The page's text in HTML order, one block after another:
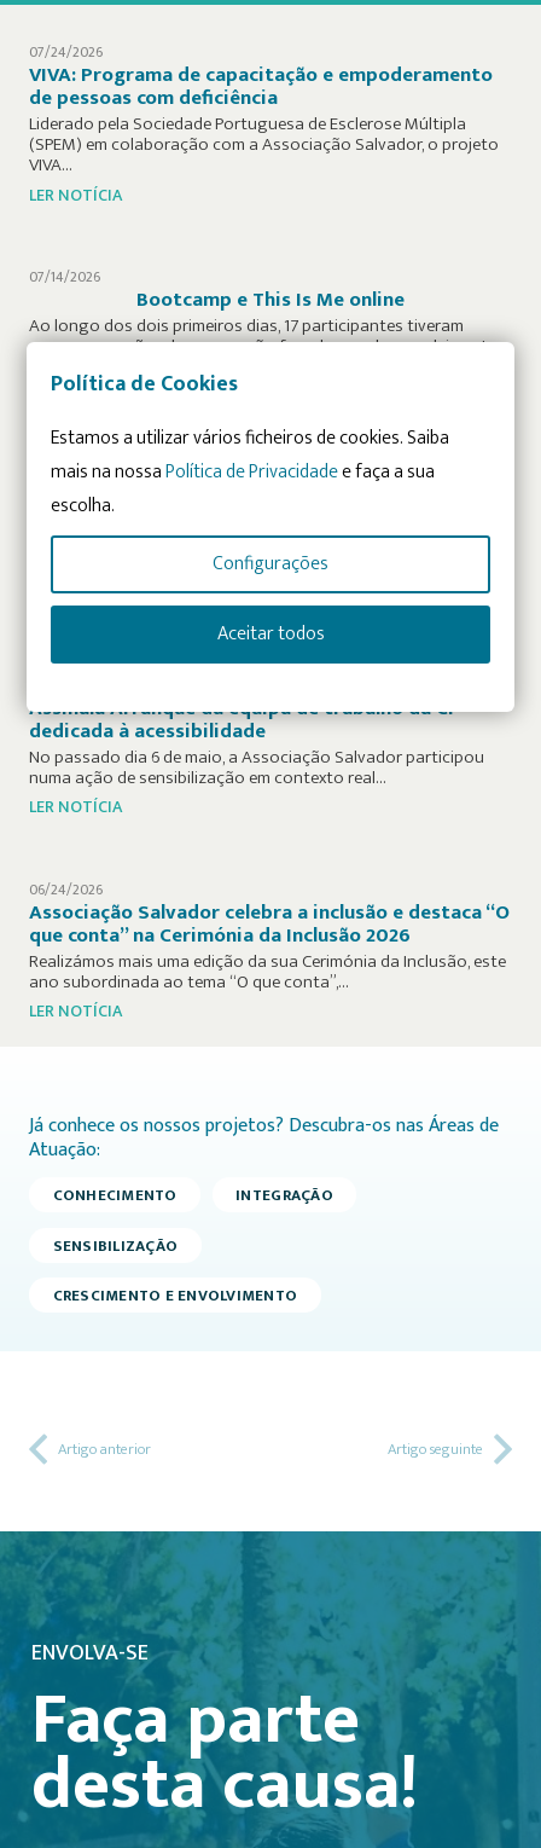
07/24/2026
VIVA: Programa de capacitação e empoderamento
de pessoas com deficiência
Liderado pela Sociedade Portuguesa de Esclerose Múltipla
(SPEM) em colaboração com a Associação Salvador, o projeto
VIVA…
LER NOTÍCIA
07/14/2026
Bootcamp e This Is Me online
Ao longo dos dois primeiros dias, 17 participantes tiveram
acesso a sessões de preparação focadas no desenvolvimento…
LER NOTÍCIA
07/13/2026
Associação Salvador renova parceria com a Via
Direta
Na Associação Salvador acreditamos que as melhores parcerias
são construídas com base na confiança, na partilha de…
07/07/2026
Assinala Arranque da equipa de trabalho da CP
dedicada à acessibilidade
No passado dia 6 de maio, a Associação Salvador participou
numa ação de sensibilização em contexto real…
LER NOTÍCIA
06/24/2026
Associação Salvador celebra a inclusão e destaca “O
que conta” na Cerimónia da Inclusão 2026
Realizámos mais uma edição da sua Cerimónia da Inclusão, este
ano subordinada ao tema “O que conta”,…
LER NOTÍCIA
Já conhece os nossos projetos? Descubra-os nas Áreas de
Atuação:
CONHECIMENTO
INTEGRAÇÃO
SENSIBILIZAÇÃO
CRESCIMENTO E ENVOLVIMENTO
Artigo anterior Artigo seguinte
ENVOLVA-SE
Faça parte
desta causa!
Política de Cookies
Estamos a utilizar vários ficheiros de cookies. Saiba
mais na nossaPolítica de Privacidadee faça a sua
escolha.
Configurações
Aceitar todos